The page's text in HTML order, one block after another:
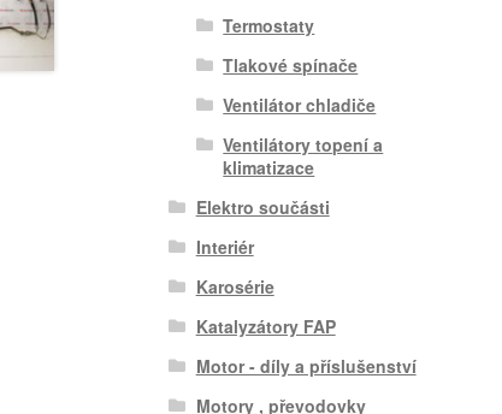
Termostaty
Tlakové spínače
Ventilátor chladiče
Ventilátory topení a
klimatizace
Elektro součásti
Interiér
Karosérie
Katalyzátory FAP
Motor - díly a příslušenství
Motory , převodovky